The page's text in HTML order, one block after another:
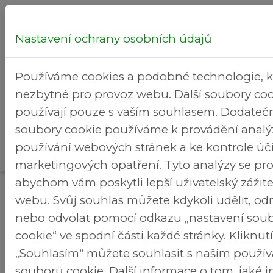
Hledej...
Brezineves.cz >
Městská
část
> Aktuality
Rekreační
Aktuality
SLAVNOSTNÍ POKLEPÁNÍ ZÁKLADNÍHO
KAMENE
Ve čtvrtek 25. září proběhlo slavnostní
poklepání základního kamene rekonstrukce
Nastavení ochrany osobních údajů
Používáme cookies a podobné technologie,
nezbytné pro provoz webu. Další soubory
používají pouze s vaším souhlasem.
soubory cookie používáme k provádění
používání webových stránek a ke kontrole
marketingových opatření. Tyto analýzy se
abychom vám poskytli lepší uživatelský
webu. Svůj souhlas můžete kdykoli udělit,
nebo odvolat pomocí odkazu „nastavení
cookie“ ve spodní části každé stránky.
„Souhlasím“ můžete souhlasit s naším